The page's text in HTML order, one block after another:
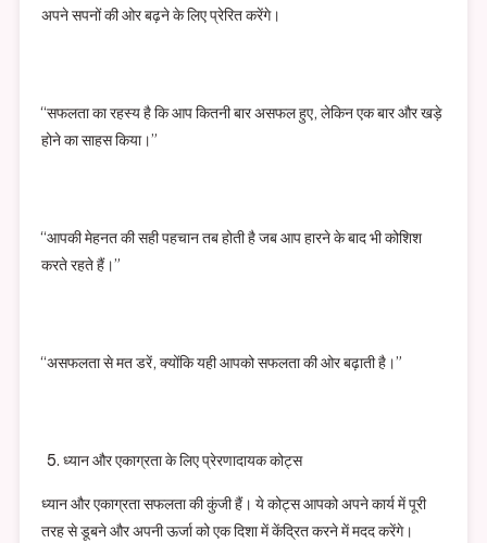
अपने सपनों की ओर बढ़ने के लिए प्रेरित करेंगे।
“सफलता का रहस्य है कि आप कितनी बार असफल हुए, लेकिन एक बार और खड़े
होने का साहस किया।”
“आपकी मेहनत की सही पहचान तब होती है जब आप हारने के बाद भी कोशिश
करते रहते हैं।”
“असफलता से मत डरें, क्योंकि यही आपको सफलता की ओर बढ़ाती है।”
ध्यान और एकाग्रता के लिए प्रेरणादायक कोट्स
ध्यान और एकाग्रता सफलता की कुंजी हैं। ये कोट्स आपको अपने कार्य में पूरी
तरह से डूबने और अपनी ऊर्जा को एक दिशा में केंद्रित करने में मदद करेंगे।